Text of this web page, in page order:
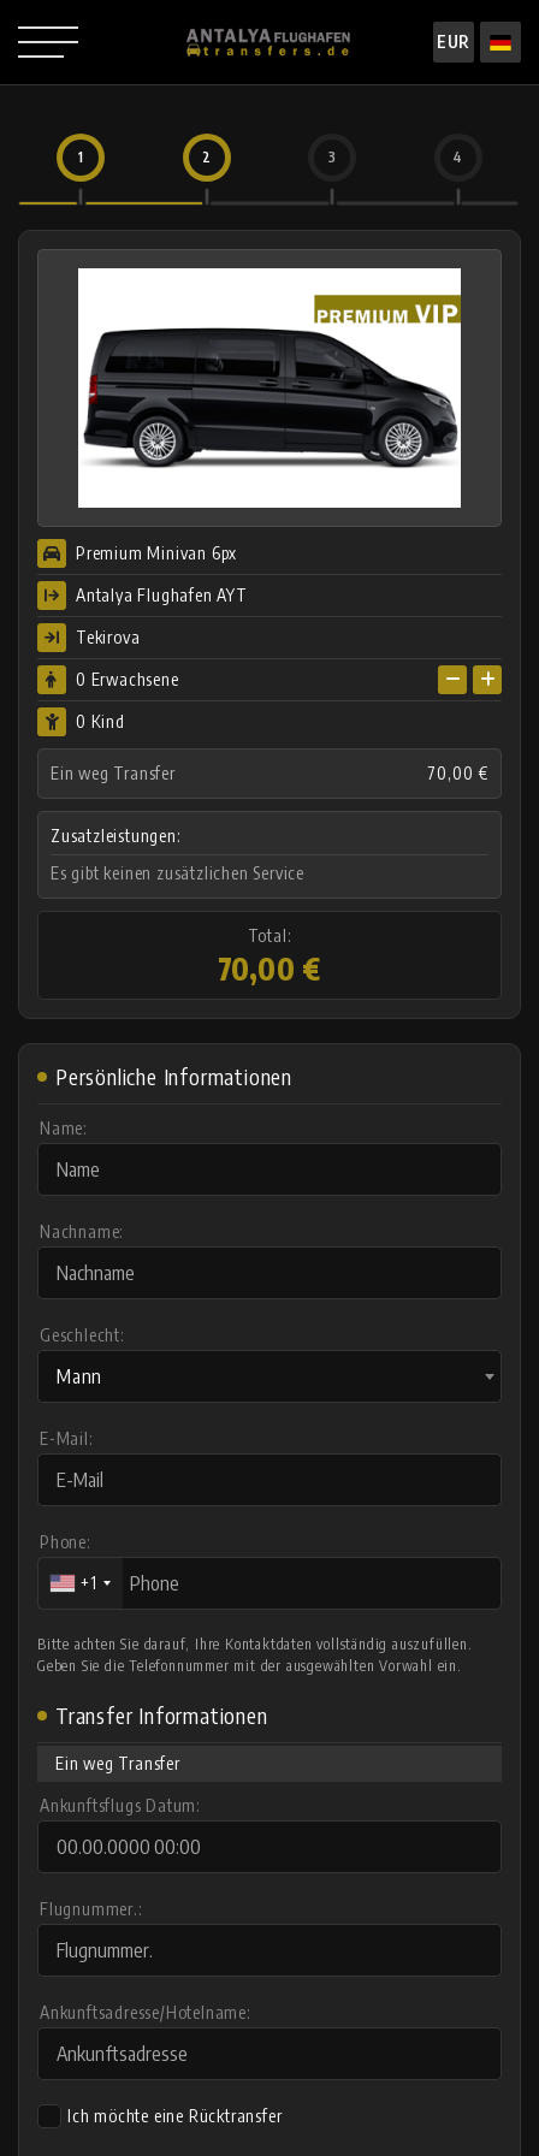
EUR
1 2 3 4
Persönliche Informationen
Name:
Nachname:
Geschlecht:
Mann
E-Mail:
Phone:
+1
Bitte achten Sie darauf, Ihre Kontaktdaten vollständig auszufüllen.
Geben Sie die Telefonnummer mit der ausgewählten Vorwahl ein.
Transfer Informationen
Ein weg Transfer
Ankunftsflugs Datum:
Flugnummer.:
Ankunftsadresse/Hotelname:
Ich möchte eine Rücktransfer
Premium Minivan 6px
Antalya Flughafen AYT
Tekirova
0 Erwachsene
0 Kind
Ein weg Transfer 70,00 €
Zusatzleistungen:
Es gibt keinen zusätzlichen Service
Total:
70,00 €